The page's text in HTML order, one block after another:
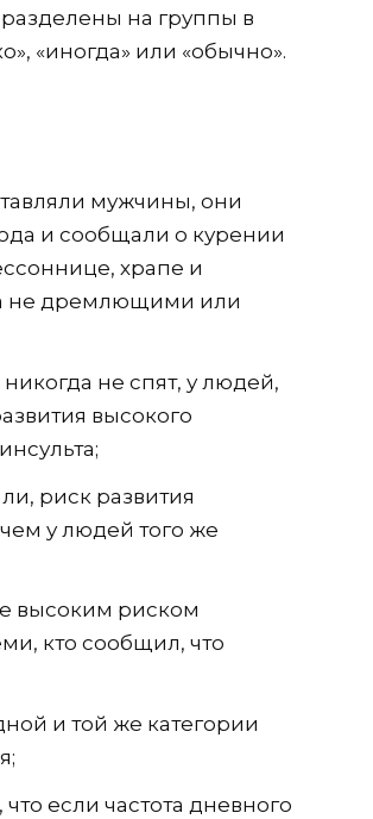
на группы в
«иногда» или «обычно».
мужчины, они
и сообщали о курении
храпе и
не дремлющими или
не спят, у людей,
высокого
риск развития
у людей того же
высоким риском
кто сообщил, что
и той же категории
если частота дневного